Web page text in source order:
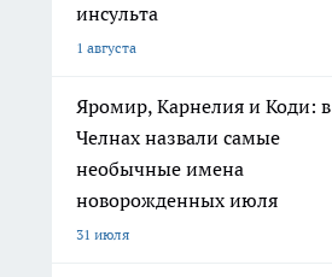
инсульта
1 августа
Яромир, Карнелия и Коди: в
Челнах назвали самые
необычные имена
новорожденных июля
31 июля